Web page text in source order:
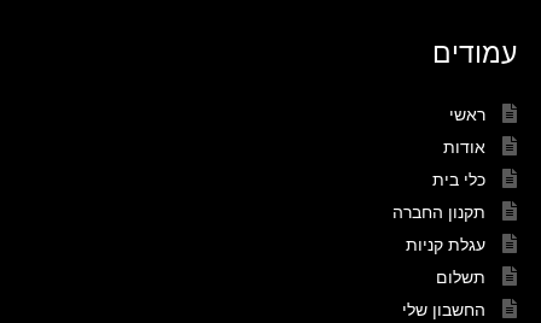
עמודים
ראשי
אודות
כלי בית
תקנון החברה
עגלת קניות
תשלום
החשבון שלי